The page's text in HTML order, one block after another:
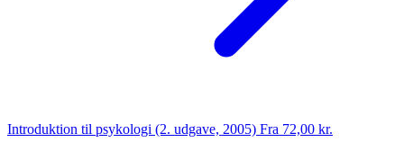
Introduktion til psykologi (2. udgave, 2005) Fra 72,00 kr.